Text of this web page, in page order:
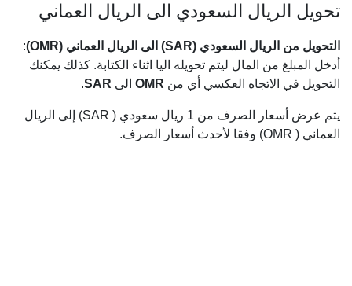
تحويل الريال السعودي الى الريال العماني
التحويل من الريال السعودي (SAR) الى الريال العماني (OMR)
:
أدخل المبلغ من المال ليتم تحويله اليا اثناء الكتابة. كذلك يمكنك
التحويل في الاتجاه العكسي أي من OMR الى SAR
.
يتم عرض أسعار الصرف من 1 ريال سعودي ( SAR) إلى الريال
العماني ( OMR) وفقا لأحدث أسعار الصرف.